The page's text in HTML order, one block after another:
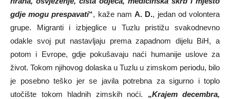
gdje mogu prespavati“, kaže namA. D., jedan od volontera
grupe. Migranti i izbjeglice u Tuzlu pristižu svakodnevno
odakle svoj put nastavljaju prema zapadnom dijelu BiH, a
potom i Evrope, gdje pokušavaju naći humanije uslove za
život. Tokom njihovog dolaska u Tuzlu u zimskom periodu, bilo
je posebno teško jer se javila potrebna za sigurno i toplo
utočište tokom hladnih zimskih noći. „Krajem decembra,